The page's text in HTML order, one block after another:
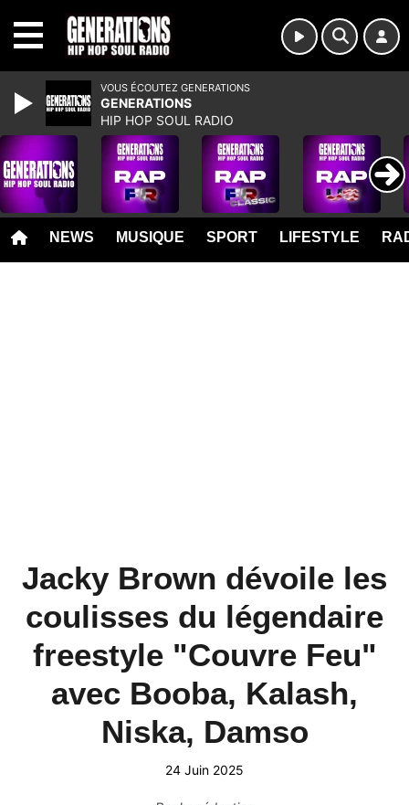
NEWS MUSIQUE SPORT LIFESTYLE
Jacky Brown dévoile les
coulisses du légendaire
freestyle "Couvre Feu"
avec Booba, Kalash,
Niska, Damso
24 Juin 2025
VOUS ÉCOUTEZ GENERATIONS
GENERATIONS
HIP HOP SOUL RADIO